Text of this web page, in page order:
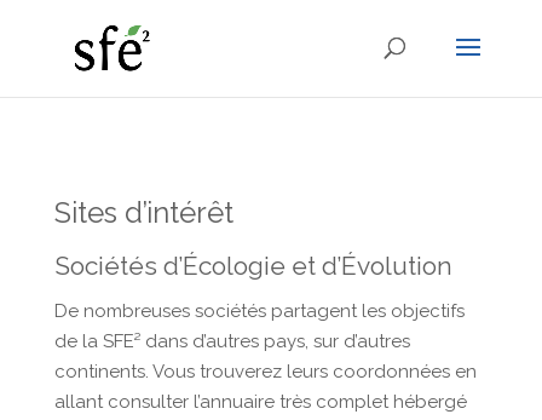
Sites d’intérêt
Sociétés d’Écologie et d’Évolution
De nombreuses sociétés partagent les objectifs
de la SFE² dans d’autres pays, sur d’autres
continents. Vous trouverez leurs coordonnées en
allant consulter l’annuaire très complet hébergé